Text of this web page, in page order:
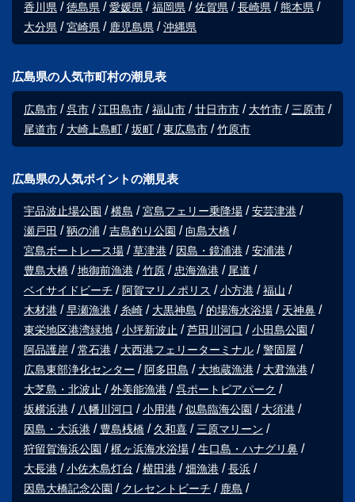
香川県
徳島県 愛媛県 福岡県 佐賀県 長崎県
熊本県
大分県
宮崎県 鹿児島県 沖縄県
広島県の人気市町村の潮見表
広島市 呉市 江田島市 福山市 廿日市市 大竹市
三原市
尾道市
大崎上島町 坂町 東広島市 竹原市
広島県の人気ポイントの潮見表
宇品波止場公園 横島 宮島フェリー乗降場
安芸津港
瀬戸田
鞆の浦 吉島釣り公園
向島大橋
宮島ボートレース場
草津港 因島・鏡浦港
安浦港
豊島大橋
地御前漁港 竹原 忠海漁港
尾道
ベイサイドビーチ
阿賀マリノポリス 小方港
福山
木材港
早瀬漁港 糸崎 大黒神島 的場海水浴場
天神鼻
東栄地区港湾緑地
小坪新波止 芦田川河口
小田島公園
阿品護岸
常石港 大西港フェリーターミナル
警固屋
広島東部浄化センター
阿多田島 大地蔵漁港
大君漁港
大芝島・北波止
外美能漁港
呉ポートピアパーク
坂横浜港
八幡川河口 小用港 似島臨海公園
大須港
因島・大浜港
豊島桟橋 久和喜
三原マリーン
狩留賀海浜公園
梶ヶ浜海水浴場
生口島・ハナグリ鼻
大長港
小佐木島灯台 横田港 畑漁港
長浜
因島大橋記念公園
クレセントビーチ 鹿島